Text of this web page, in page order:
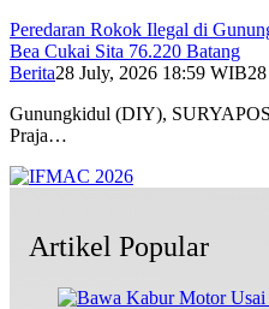
Peredaran Rokok Ilegal di
Bea Cukai Sita 76.220 Batang
Berita28 July, 2026 18:59 WIB
Gunungkidul (DIY),
Praja…
Artikel Popular